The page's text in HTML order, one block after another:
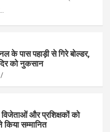
के पास पहाड़ी से गिरे बोल्डर,
को नुकसान
और प्रशिक्षकों को
किया सम्मानित